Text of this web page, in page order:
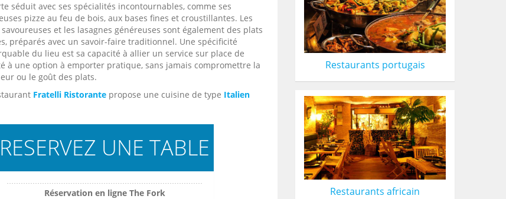
séduit avec ses spécialités incontournables, comme ses
pizze au feu de bois, aux bases fines et croustillantes. Les
et les lasagnes généreuses sont également des plats
préparés avec un savoir-faire traditionnel. Une spécificité
du lieu est sa capacité à allier un service sur place de
à une option à emporter pratique, sans jamais compromettre la
ou le goût des plats.
Fratelli Ristorante propose une cuisine de type Italien
RESERVEZ UNE TABLE
Réservation en ligne The Fork
Restaurants portugais
Restaurants africain